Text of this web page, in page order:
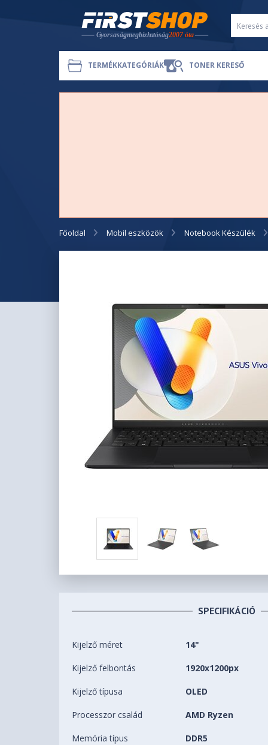
TERMÉKKATEGÓRIÁK TONER KERESŐ
Főoldal Mobil eszközök Notebook Készülék
SPECIFIKÁCIÓ
Kijelző méret 14"
Kijelző felbontás 1920x1200px
Kijelző típusa OLED
Processzor család AMD Ryzen
Memória típus DDR5